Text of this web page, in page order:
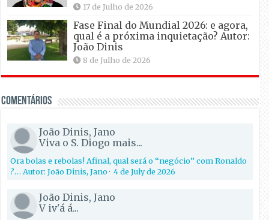
17 de Julho de 2026
Fase Final do Mundial 2026: e agora,
qual é a próxima inquietação? Autor:
João Dinis
8 de Julho de 2026
Comentários
João Dinis, Jano
Viva o S. Diogo mais...
Ora bolas e rebolas! Afinal, qual será o “negócio” com Ronaldo
?… Autor: João Dinis, Jano·4 de July de 2026
João Dinis, Jano
V iv'á á...